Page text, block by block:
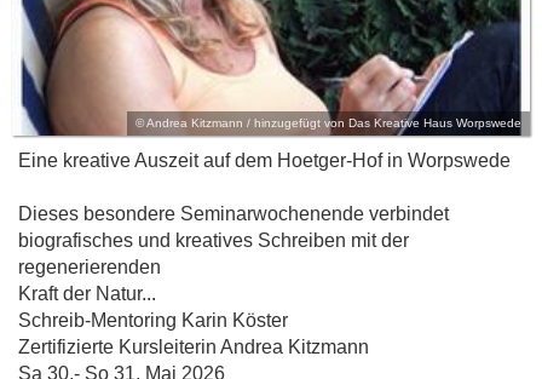
© Andrea Kitzmann / hinzugefügt von Das Kreative Haus Worpswede
Eine kreative Auszeit auf dem Hoetger-Hof in Worpswede
Dieses besondere Seminarwochenende verbindet
biografisches und kreatives Schreiben mit der
regenerierenden
Kraft der Natur...
Schreib-Mentoring Karin Köster
Zertifizierte Kursleiterin Andrea Kitzmann
Sa 30.- So 31. Mai 2026